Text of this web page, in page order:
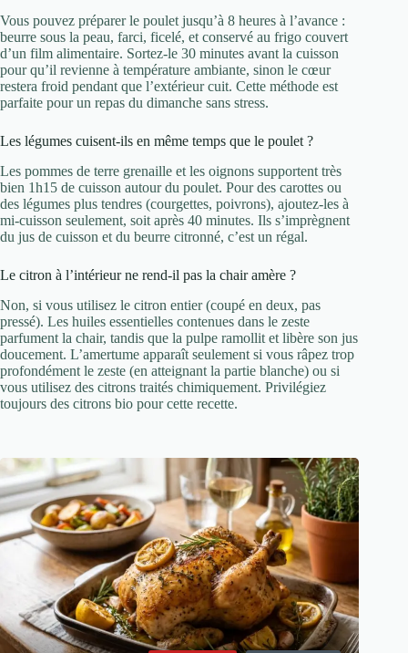
Vous pouvez préparer le poulet jusqu’à 8 heures à l’avance :
beurre sous la peau, farci, ficelé, et conservé au frigo couvert
d’un film alimentaire. Sortez-le 30 minutes avant la cuisson
pour qu’il revienne à température ambiante, sinon le cœur
restera froid pendant que l’extérieur cuit. Cette méthode est
parfaite pour un repas du dimanche sans stress.
Les légumes cuisent-ils en même temps que le poulet ?
Les pommes de terre grenaille et les oignons supportent très
bien 1h15 de cuisson autour du poulet. Pour des carottes ou
des légumes plus tendres (courgettes, poivrons), ajoutez-les à
mi-cuisson seulement, soit après 40 minutes. Ils s’imprègnent
du jus de cuisson et du beurre citronné, c’est un régal.
Le citron à l’intérieur ne rend-il pas la chair amère ?
Non, si vous utilisez le citron entier (coupé en deux, pas
pressé). Les huiles essentielles contenues dans le zeste
parfument la chair, tandis que la pulpe ramollit et libère son jus
doucement. L’amertume apparaît seulement si vous râpez trop
profondément le zeste (en atteignant la partie blanche) ou si
vous utilisez des citrons traités chimiquement. Privilégiez
toujours des citrons bio pour cette recette.